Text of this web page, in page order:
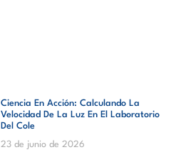
Ciencia En Acción: Calculando La
Velocidad De La Luz En El Laboratorio
Del Cole
23 de junio de 2026